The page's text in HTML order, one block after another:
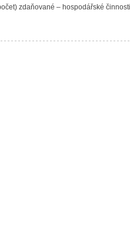
zdaňované – hospodářské